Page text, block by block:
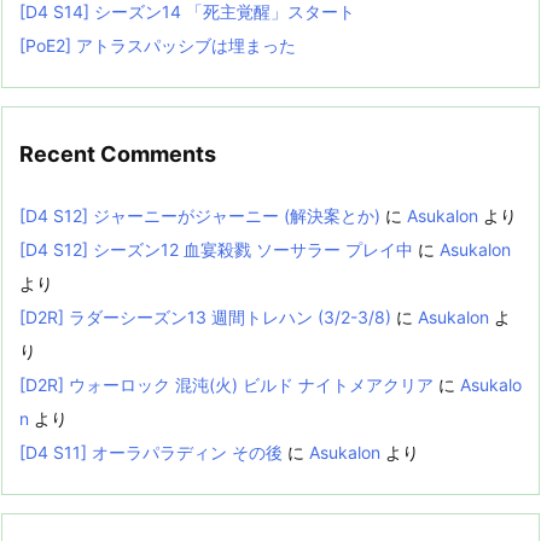
[D4 S14] シーズン14 「死主覚醒」スタート
[PoE2] アトラスパッシブは埋まった
Recent Comments
[D4 S12] ジャーニーがジャーニー (解決案とか) に Asukalon より
[D4 S12] シーズン12 血宴殺戮 ソーサラー プレイ中 に Asukalon
より
[D2R] ラダーシーズン13 週間トレハン (3/2-3/8) に Asukalon よ
り
[D2R] ウォーロック 混沌(火) ビルド ナイトメアクリア に Asukalo
n より
[D4 S11] オーラパラディン その後 に Asukalon より